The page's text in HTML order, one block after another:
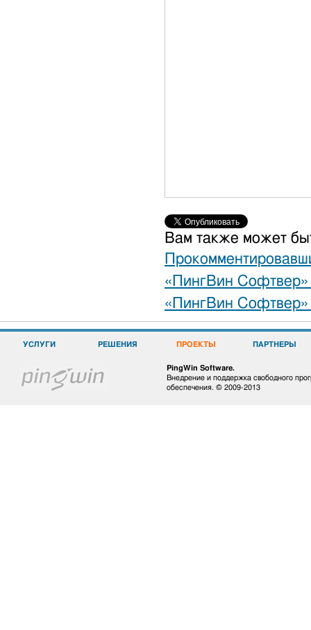
Вам также может
«ПингВин Софтвер»
«ПингВин
УСЛУГИ РЕШЕНИЯ ПРОЕКТЫ ПАРТНЕРЫ
PingWin Software.
Внедрение и поддержка свободного
обеспечения. © 2009-2013